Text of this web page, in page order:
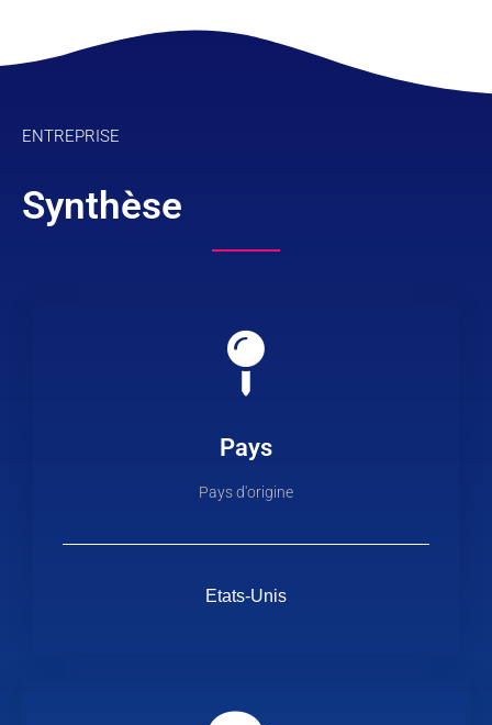
ENTREPRISE
Synthèse
Pays
Pays d'origine
Etats-Unis